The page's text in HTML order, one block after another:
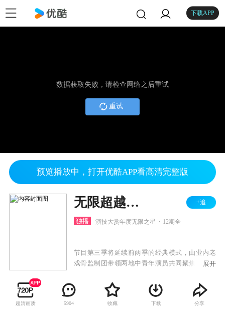
下载APP
数据获取失败，请检查网络之后重试
重试
预览播放中，打开优酷APP看高清完整版
无限超越班 第三季 +追
独播 演技大赏年度无限之星 12期全
节目第三季将延续前两季的经典模式，由业内老
戏骨监制团带领两地中青年演员共同聚焦演员职
演绎题材，展开能力与素养的双重考验，直面市
场，近距离接触顶级资源，最终诞生年度无限之
星。
展开
超清画质 5904 收藏 下载 分享